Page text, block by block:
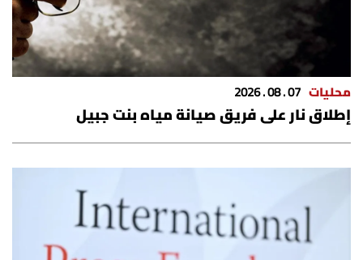
صحّة وصحن
الرياضة
منوّعات
للتاريخ
محليات 07 . 08 . 2026
إطلاق نار على فريق صيانة مياه بنت جبيل